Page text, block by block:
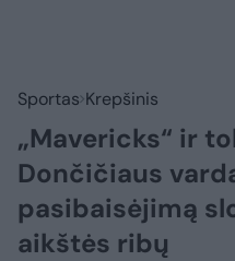
Sportas Krepšinis
„Mavericks“ ir
Dončičiaus
pasibaisėjimą
aikštės ribų